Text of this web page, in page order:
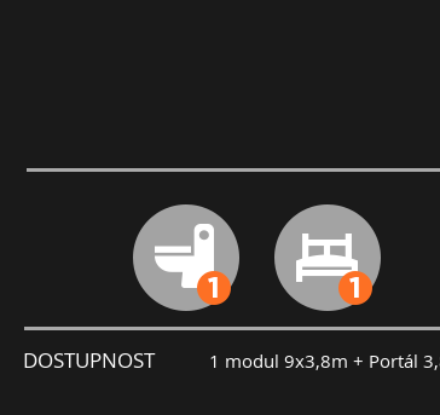
DOSTUPNOST 1 modul 9x3,8m + Portál